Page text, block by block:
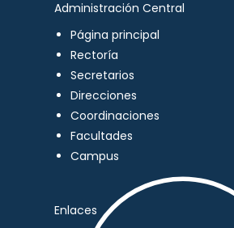
Administración Central
Página principal
Rectoría
Secretarios
Direcciones
Coordinaciones
Facultades
Campus
Enlaces